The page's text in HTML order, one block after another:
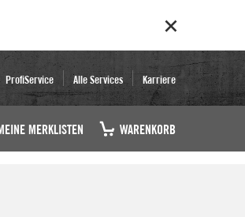
ProfiService Alle Services Karriere
MERKLISTEN WARENKORB